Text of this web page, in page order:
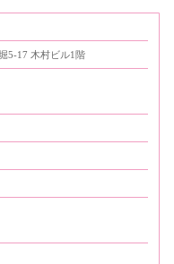
5-17 木村ビル1階